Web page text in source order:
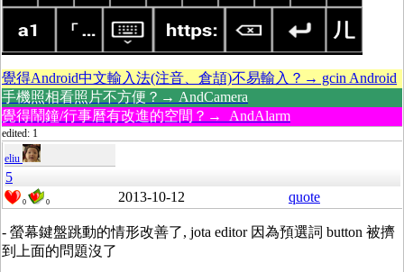
覺得Android中文輸入法(注音、倉頡)不易輸入？→ gcin Android
手機照相看照片不方便？→ AndCamera
覺得鬧鐘/行事曆有改進的空間？→ AndAlarm
edited: 1
eliu
5
0 0 2013-10-12 quote
- 螢幕鍵盤跳動的情形改善了, jota editor 因為預選詞 button 被擠
到上面的問題沒了